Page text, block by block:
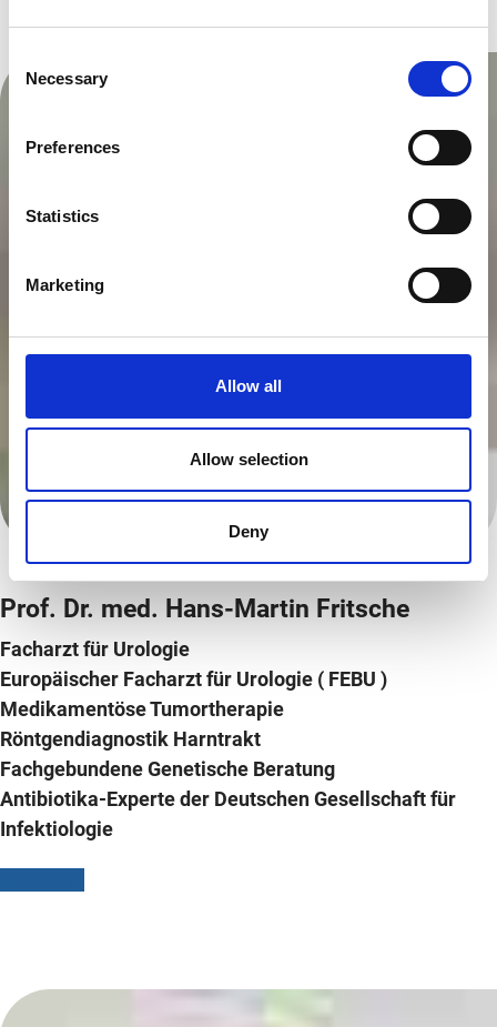
Selection
Necessary
Preferences
Statistics
Marketing
Allow all
Allow selection
Deny
Prof. Dr. med. Hans-Martin Fritsche
Facharzt für Urologie
Europäischer Facharzt für Urologie ( FEBU )
Medikamentöse Tumortherapie
Röntgendiagnostik Harntrakt
Fachgebundene Genetische Beratung
Antibiotika-Experte der Deutschen Gesellschaft für
Infektiologie